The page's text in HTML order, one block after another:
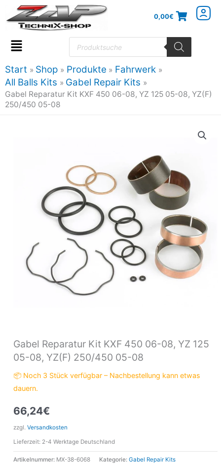
Inhalt
springen
0,00€
Flyout
Menu
Products
search
Start Shop Produkte
Fahrwerk
All Balls Kits
Gabel Repair Kits
Gabel Reparatur Kit KXF 450 06-08, YZ 125 05-08, YZ(F)
250/450 05-08
Gabel Reparatur Kit KXF 450 06-08, YZ 125
05-08, YZ(F) 250/450 05-08
📦 Noch 3 Stück verfügbar – Nachbestellung kann etwas
dauern.
66,24€
zzgl. Versandkosten
Lieferzeit: 2-4 Werktage Deutschland
Artikelnummer: MX-38-6068 Kategorie: Gabel Repair Kits
YZ(F)
250/450